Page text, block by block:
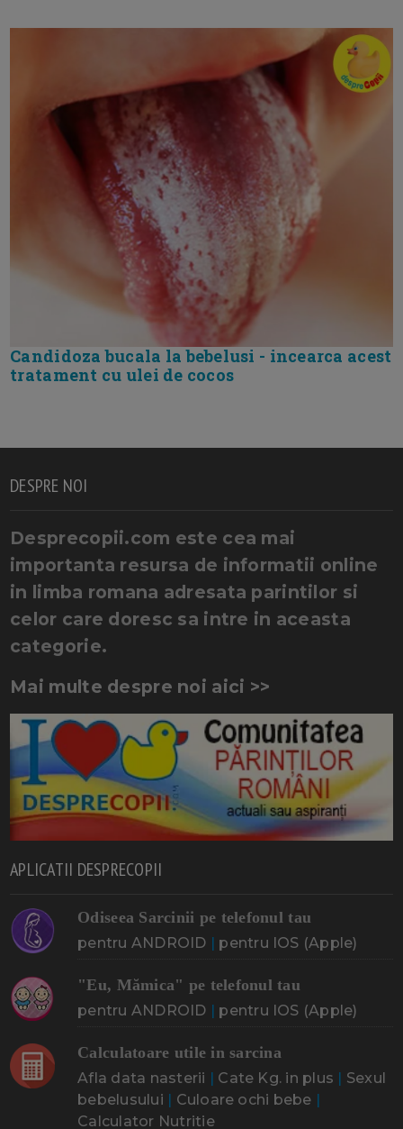
Candidoza bucala la bebelusi - incearca acest
tratament cu ulei de cocos
DESPRE NOI
Desprecopii.com este cea mai
importanta resursa de informatii online
in limba romana adresata parintilor si
celor care doresc sa intre in aceasta
categorie.
Mai multe despre noi aici >>
APLICATII DESPRECOPII
Odiseea Sarcinii pe telefonul tau
pentru ANDROID pentru IOS (Apple)
"Eu, Mămica" pe telefonul tau
pentru ANDROID pentru IOS (Apple)
Calculatoare utile in sarcina
Afla data nasterii Cate Kg. in plus
Sexul
bebelusului
Culoare ochi bebe
Calculator Nutritie